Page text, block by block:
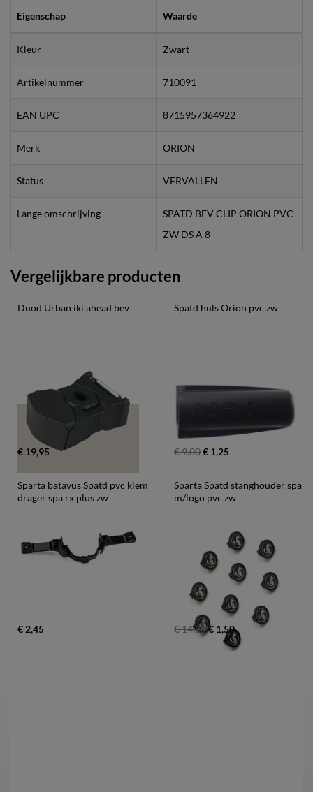
Eigenschap Waarde
Kleur Zwart
Artikelnummer 710091
EAN UPC 8715957364922
Merk ORION
Status VERVALLEN
Lange omschrijving
SPATD BEV CLIP ORION PVC
ZW DS A 8
Vergelijkbare producten
Duod Urban iki ahead bev
€ 19,95
Spatd huls Orion pvc zw
€ 9,00€ 1,25
Sparta batavus Spatd pvc klem
drager spa rx plus zw
€ 2,45
Sparta Spatd stanghouder spa
m/logo pvc zw
€ 14,95€ 1,50